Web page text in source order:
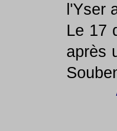
l'Yser
Le 17
après